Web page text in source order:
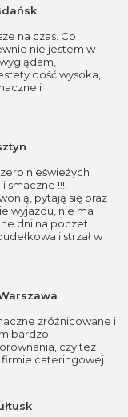
na czas. Co
nie jestem w
dość wysoka,
i
nieświeżych
smaczne !!!!
pytają się oraz
wyjazdu, nie ma
dni na poczet
i strzał w
zróżnicowane i
bardzo
czy tez
firmie cateringowej